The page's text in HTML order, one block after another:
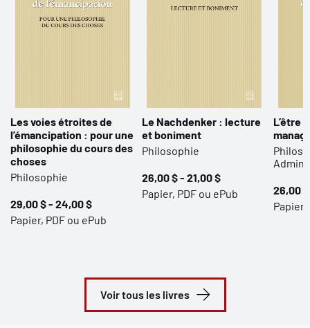
Les voies étroites de
l’émancipation : pour une
philosophie du cours des
choses
Philosophie
29,00 $ - 24,00 $
Papier, PDF ou ePub
Le Nachdenker : lecture
et boniment
Philosophie
26,00 $ - 21,00 $
Papier, PDF ou ePub
L’être
26,00
Papier,
Voir tous les livres